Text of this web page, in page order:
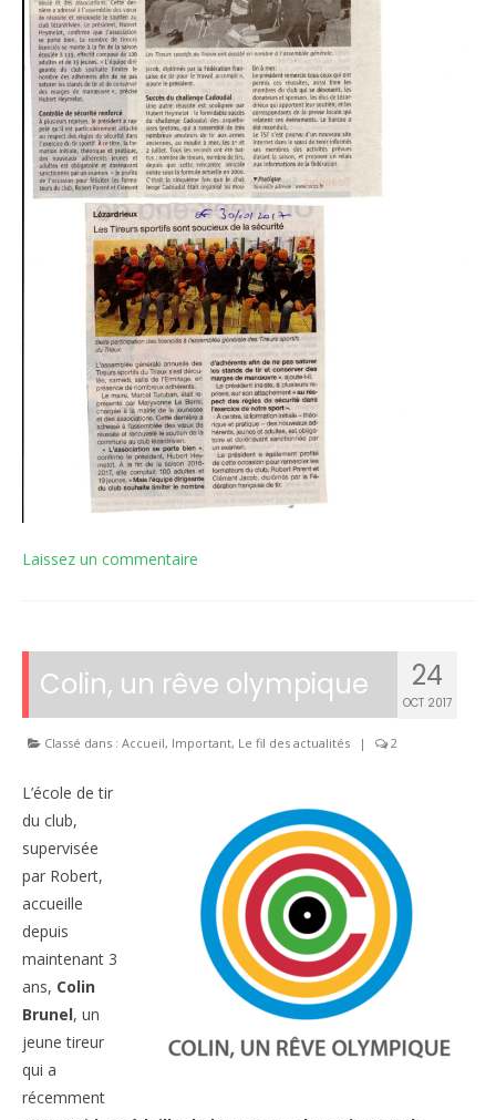
Laissez un commentaire
24
OCT 2017
Colin, un rêve olympique
Classé dans : Accueil, Important, Le fil des actualités | 2
L’école de tir
du club,
supervisée
par Robert,
accueille
depuis
maintenant 3
ans, Colin
Brunel, un
jeune tireur
qui a
récemment